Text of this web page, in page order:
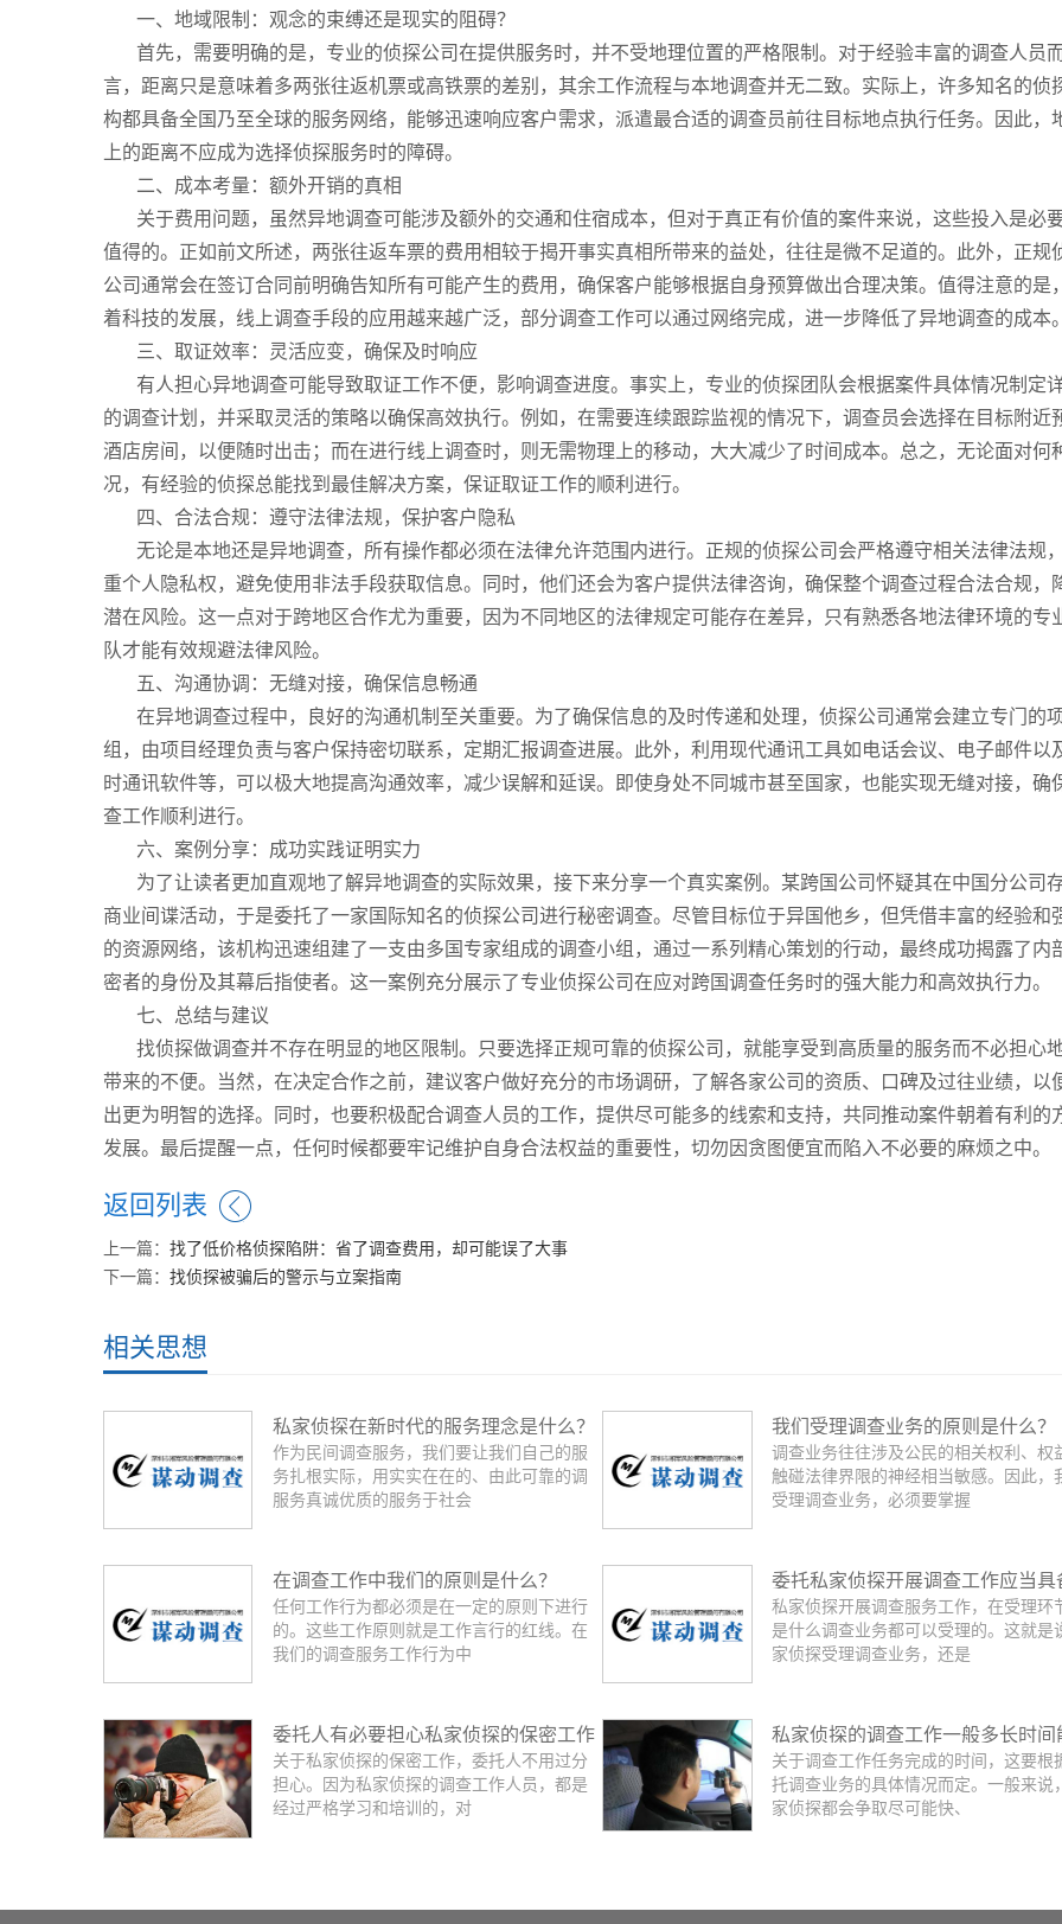
一、地域限制：观念的束缚还是现实的阻碍？
首先，需要明确的是，专业的侦探公司在提供服务时，并不受地理位置的严格限制。对于经验丰富的调查人员
言，距离只是意味着多两张往返机票或高铁票的差别，其余工作流程与本地调查并无二致。实际上，许多知名的侦
构都具备全国乃至全球的服务网络，能够迅速响应客户需求，派遣最合适的调查员前往目标地点执行任务。因此，
上的距离不应成为选择侦探服务时的障碍。
二、成本考量：额外开销的真相
关于费用问题，虽然异地调查可能涉及额外的交通和住宿成本，但对于真正有价值的案件来说，这些投入是必
值得的。正如前文所述，两张往返车票的费用相较于揭开事实真相所带来的益处，往往是微不足道的。此外，正规
公司通常会在签订合同前明确告知所有可能产生的费用，确保客户能够根据自身预算做出合理决策。值得注意的是
着科技的发展，线上调查手段的应用越来越广泛，部分调查工作可以通过网络完成，进一步降低了异地调查的成本。
三、取证效率：灵活应变，确保及时响应
有人担心异地调查可能导致取证工作不便，影响调查进度。事实上，专业的侦探团队会根据案件具体情况制定
的调查计划，并采取灵活的策略以确保高效执行。例如，在需要连续跟踪监视的情况下，调查员会选择在目标附近
酒店房间，以便随时出击；而在进行线上调查时，则无需物理上的移动，大大减少了时间成本。总之，无论面对何
况，有经验的侦探总能找到最佳解决方案，保证取证工作的顺利进行。
四、合法合规：遵守法律法规，保护客户隐私
无论是本地还是异地调查，所有操作都必须在法律允许范围内进行。正规的侦探公司会严格遵守相关法律法规
重个人隐私权，避免使用非法手段获取信息。同时，他们还会为客户提供法律咨询，确保整个调查过程合法合规，
潜在风险。这一点对于跨地区合作尤为重要，因为不同地区的法律规定可能存在差异，只有熟悉各地法律环境的专
队才能有效规避法律风险。
五、沟通协调：无缝对接，确保信息畅通
在异地调查过程中，良好的沟通机制至关重要。为了确保信息的及时传递和处理，侦探公司通常会建立专门的
组，由项目经理负责与客户保持密切联系，定期汇报调查进展。此外，利用现代通讯工具如电话会议、电子邮件以
时通讯软件等，可以极大地提高沟通效率，减少误解和延误。即使身处不同城市甚至国家，也能实现无缝对接，确
查工作顺利进行。
六、案例分享：成功实践证明实力
为了让读者更加直观地了解异地调查的实际效果，接下来分享一个真实案例。某跨国公司怀疑其在中国分公司
商业间谍活动，于是委托了一家国际知名的侦探公司进行秘密调查。尽管目标位于异国他乡，但凭借丰富的经验和
的资源网络，该机构迅速组建了一支由多国专家组成的调查小组，通过一系列精心策划的行动，最终成功揭露了内
密者的身份及其幕后指使者。这一案例充分展示了专业侦探公司在应对跨国调查任务时的强大能力和高效执行力。
七、总结与建议
找侦探做调查并不存在明显的地区限制。只要选择正规可靠的侦探公司，就能享受到高质量的服务而不必担心
带来的不便。当然，在决定合作之前，建议客户做好充分的市场调研，了解各家公司的资质、口碑及过往业绩，以
出更为明智的选择。同时，也要积极配合调查人员的工作，提供尽可能多的线索和支持，共同推动案件朝着有利的
发展。最后提醒一点，任何时候都要牢记维护自身合法权益的重要性，切勿因贪图便宜而陷入不必要的麻烦之中。
返回列表
上一篇： 找了低价格侦探陷阱：省了调查费用，却可能误了大事
下一篇： 找侦探被骗后的警示与立案指南
相关思想
私家侦探在新时代的服务理念是什么？
作为民间调查服务，我们要让我们自己的服
务扎根实际，用实实在在的、由此可靠的调
服务真诚优质的服务于社会
我们受理调查业务的原则是什么？
调查业务往往涉及公民的相关权利、权
触碰法律界限的神经相当敏感。因此，
受理调查业务，必须要掌握
在调查工作中我们的原则是什么？
任何工作行为都必须是在一定的原则下进行
的。这些工作原则就是工作言行的红线。在
我们的调查服务工作行为中
委托私家侦探开展调查工作应当具
么条件？
私家侦探开展调查服务工作，在受理环
是什么调查业务都可以受理的。这就是
家侦探受理调查业务，还是
委托人有必要担心私家侦探的保密工作
不到位吗？
关于私家侦探的保密工作，委托人不用过分
担心。因为私家侦探的调查工作人员，都是
经过严格学习和培训的，对
私家侦探的调查工作一般多长时间
成？
关于调查工作任务完成的时间，这要根
托调查业务的具体情况而定。一般来说
家侦探都会争取尽可能快、